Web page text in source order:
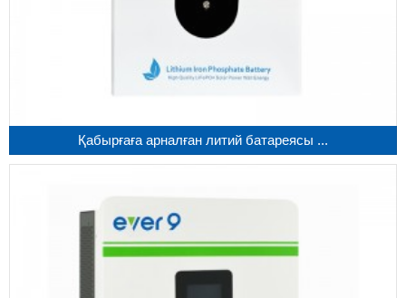
Қабырғаға арналған литий батареясы ...